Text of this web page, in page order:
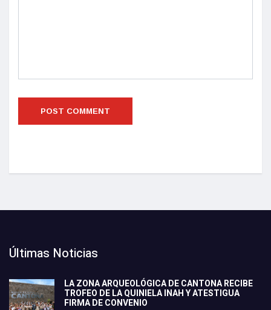
Últimas Noticias
LA ZONA ARQUEOLÓGICA DE CANTONA RECIBE
TROFEO DE LA QUINIELA INAH Y ATESTIGUA
FIRMA DE CONVENIO